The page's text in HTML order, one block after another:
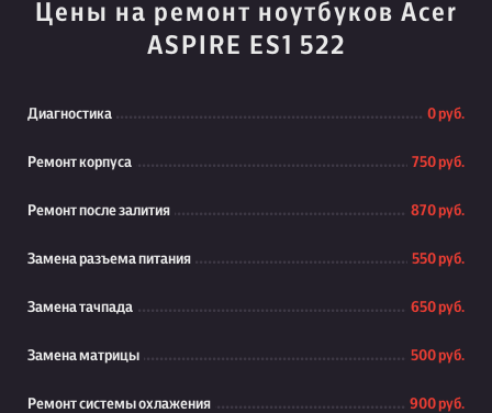
Цены на ремонт ноутбуков Acer
ASPIRE ES1 522
Диагностика 0 руб.
Ремонт корпуса 750 руб.
Ремонт после залития 870 руб.
Замена разъема питания 550 руб.
Замена тачпада 650 руб.
Замена матрицы 500 руб.
Ремонт системы охлажения 900 руб.